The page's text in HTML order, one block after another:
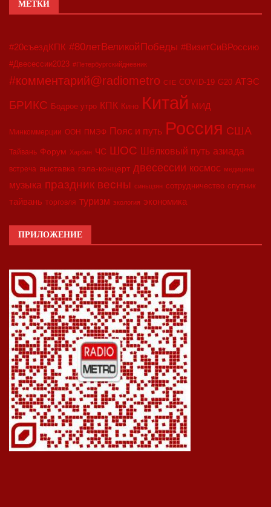
МЕТКИ
#20съездКПК #80летВеликойПобеды #ВизитСиВРоссию
#Двесессии2023 #Петербургскийдневник
#комментарий@radiometro CIIE COVID-19 G20 АТЭС
БРИКС Бодрое утро КПК Кино Китай МИД
Минкоммерции ООН ПМЭФ Пояс и путь Россия США
Тайвань Форум Харбин ЧС ШОС Шёлковый путь азиада
встреча выставка гала-концерт двесессии космос медицина
музыка праздник весны синьцзян сотрудничество спутник
тайвань торговля туризм экология экономика
ПРИЛОЖЕНИЕ